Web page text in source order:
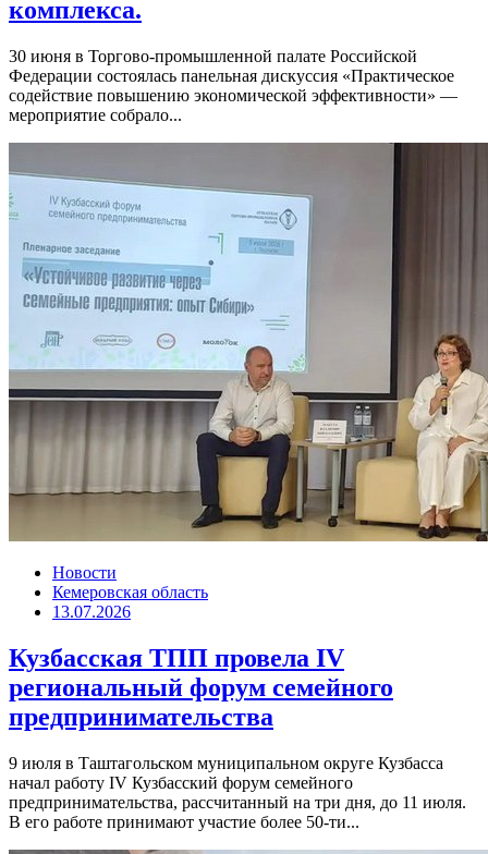
комплекса.
30 июня в Торгово-промышленной палате Российской
Федерации состоялась панельная дискуссия «Практическое
содействие повышению экономической эффективности» —
мероприятие собрало...
Новости
Кемеровская область
13.07.2026
Кузбасская ТПП провела IV
региональный форум семейного
предпринимательства
9 июля в Таштагольском муниципальном округе Кузбасса
начал работу IV Кузбасский форум семейного
предпринимательства, рассчитанный на три дня, до 11 июля.
В его работе принимают участие более 50-ти...